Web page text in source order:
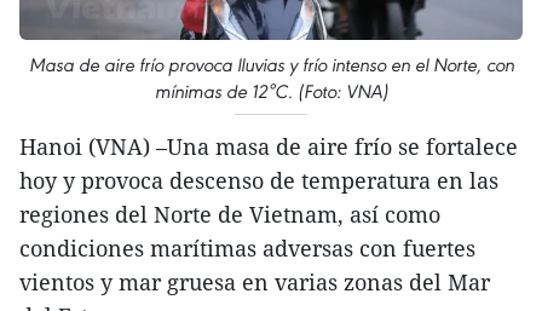
Masa de aire frío provoca lluvias y frío intenso en el Norte, con
mínimas de 12°C. (Foto: VNA)
Hanoi (VNA) –Una masa de aire frío se fortalece
hoy y provoca descenso de temperatura en las
regiones del Norte de Vietnam, así como
condiciones marítimas adversas con fuertes
vientos y mar gruesa en varias zonas del Mar